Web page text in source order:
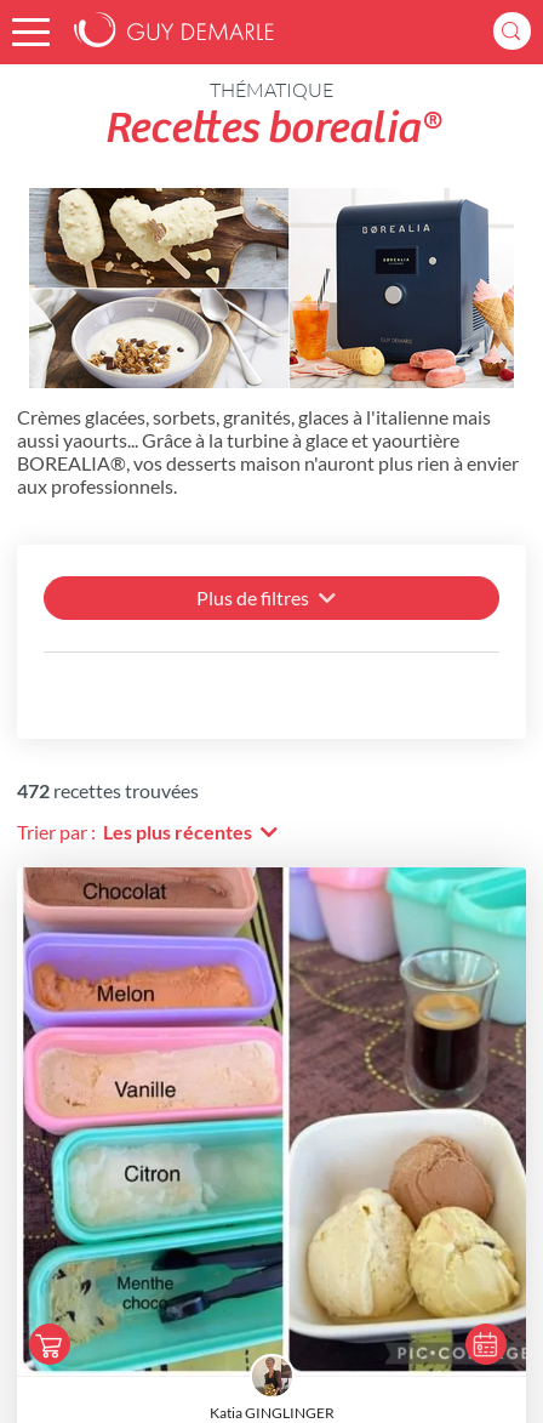
Accueil Recettes
THÉMATIQUE
Recettes borealia®
Crèmes glacées, sorbets, granités, glaces à l'italienne mais
aussi yaourts... Grâce à la turbine à glace et yaourtière
BOREALIA®, vos desserts maison n'auront plus rien à envier
aux professionnels.
Plus de filtres
472 recettes trouvées
Trier par : Les plus récentes
Katia GINGLINGER